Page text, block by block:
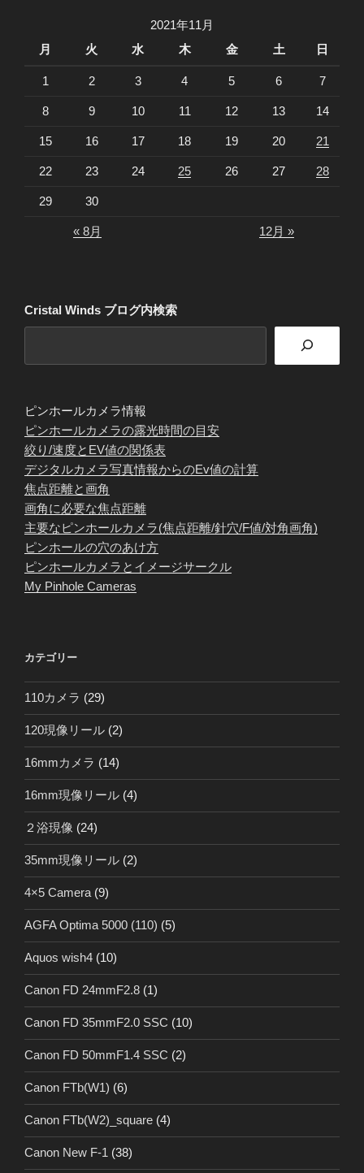
2021年11月
月
火 水 木 金 土 日
1 2 3 4 5 6 7
8 9 10 11 12 13 14
15 16 17 18 19 20 21
22 23 24 25 26 27 28
29 30
« 8月 12月 »
Cristal Winds ブログ内検索
ピンホールカメラ情報
ピンホールカメラの露光時間の目安
絞り/速度とEV値の関係表
デジタルカメラ写真情報からのEv値の計算
焦点距離と画角
画角に必要な焦点距離
主要なピンホールカメラ(焦点距離/針穴/F値/対角画角)
ピンホールの穴のあけ方
ピンホールカメラとイメージサークル
My Pinhole Cameras
カテゴリー
110カメラ (29)
120現像リール (2)
16mmカメラ (14)
16mm現像リール (4)
２浴現像 (24)
35mm現像リール (2)
4×5 Camera (9)
AGFA Optima 5000 (110) (5)
Aquos wish4 (10)
Canon FD 24mmF2.8 (1)
Canon FD 35mmF2.0 SSC (10)
Canon FD 50mmF1.4 SSC (2)
Canon FTb(W1) (6)
Canon FTb(W2)_square (4)
Canon New F-1 (38)